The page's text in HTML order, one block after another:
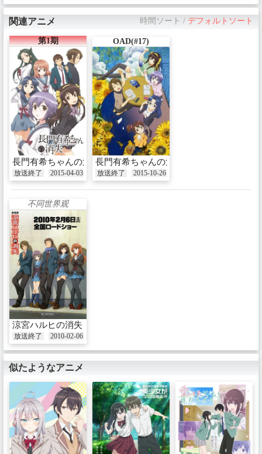
関連アニメ 時間ソート /デフォルトソート
第1期
長門有希ちゃんの消失
放送終了 2015-04-03
OAD(#17)
長門有希ちゃんの消失 OAD
放送終了 2015-10-26
不同世界观
涼宮ハルヒの消失
放送終了 2010-02-06
似たようなアニメ